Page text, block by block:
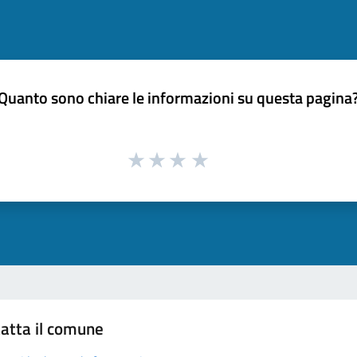
sono chiare le informazioni su questa
il comune